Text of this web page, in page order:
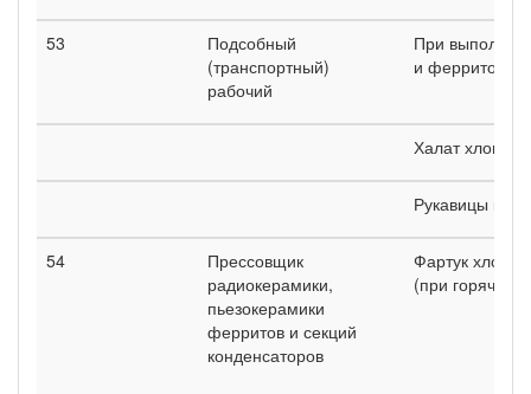
53
Подсобный
(транспортный)
рабочий
При
и ферритов:
Халат
Рукавицы
54
Прессовщик
радиокерамики,
пьезокерамики
ферритов и секций
конденсаторов
Фартук
(при горячей